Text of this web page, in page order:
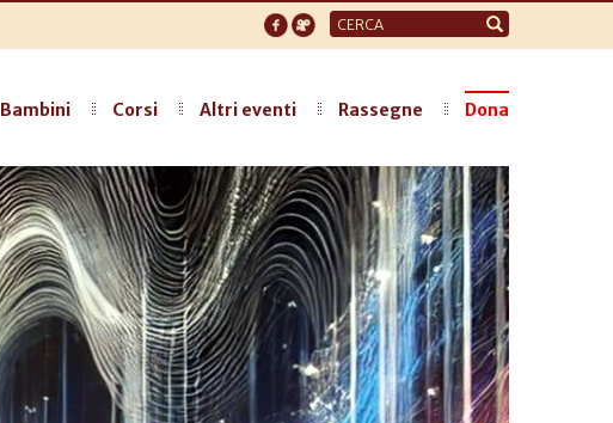
Form
di
Bambini Corsi Altri eventi Rassegne Dona